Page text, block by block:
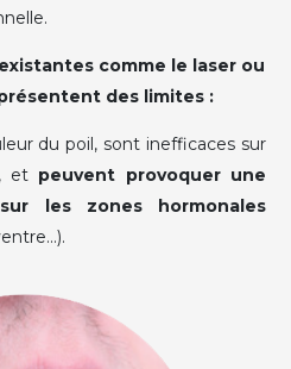
comme le laser ou
des limites :
du poil, sont inefficaces sur
et peuvent provoquer une
les zones hormonales